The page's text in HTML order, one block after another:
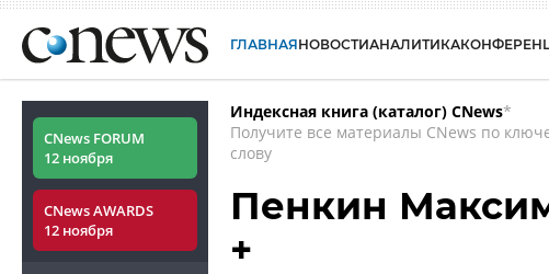
ГЛАВНАЯНОВОСТИАНАЛИТИКА
CNews FORUM
12 ноября
CNews AWARDS
12 ноября
Индексная книга (каталог) CNews*
Получите все материалы CNews по
слову
Пенкин
+